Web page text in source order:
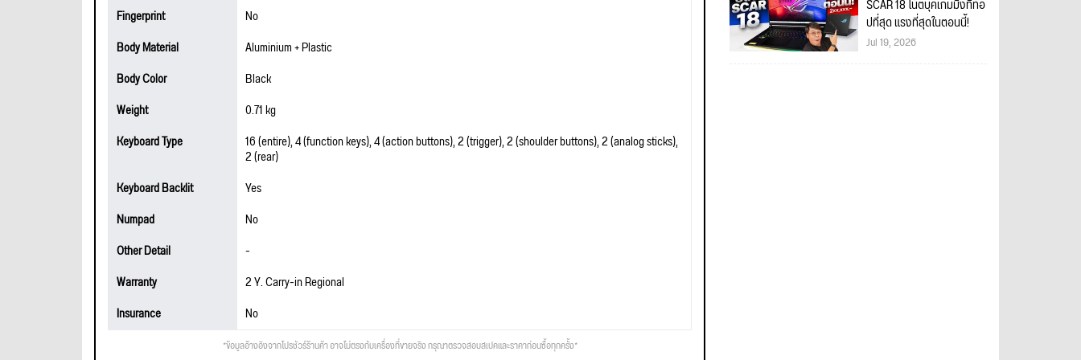
Fingerprint
No
Body Material
Aluminium + Plastic
Body Color
Black
Weight
0.71 kg
Keyboard Type
16 (entire), 4 (function keys), 4 (action buttons), 2 (trigger), 2 (shoulder buttons), 2 (analog sticks),
2 (rear)
Keyboard Backlit
Yes
Numpad
No
Other Detail
-
Warranty
2 Y. Carry-in Regional
Insurance
No
*ข้อมูลอ้างอิงจากโปรชัวร์ร้านค้า อาจไม่ตรงกับเครื่องที่ขายจริง กรุณาตรวจสอบสเปคและราคาก่อนซื้อทุกครั้ง*
SCAR 18 โน้ตบุ๊คเกมมิ่งที่ท้อ
ปที่สุด แรงที่สุดในตอนนี้!
Jul 19, 2026